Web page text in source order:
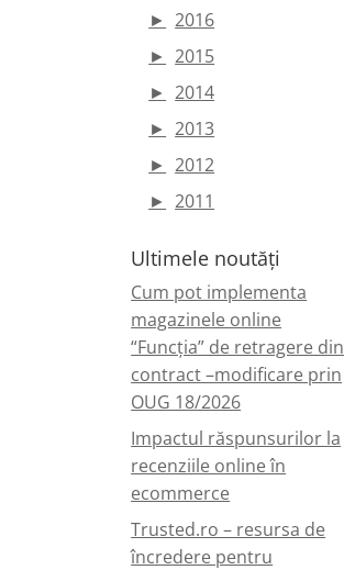
► 2016
► 2015
► 2014
► 2013
► 2012
► 2011
Ultimele noutăți
Cum pot implementa
magazinele online
“Funcția” de retragere din
contract –modificare prin
OUG 18/2026
Impactul răspunsurilor la
recenziile online în
ecommerce
Trusted.ro – resursa de
încredere pentru